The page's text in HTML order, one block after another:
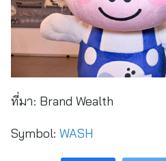
ที่มา: Brand Wealth
Symbol: WASH